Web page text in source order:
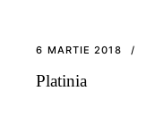
6 MARTIE 2018
Platinia